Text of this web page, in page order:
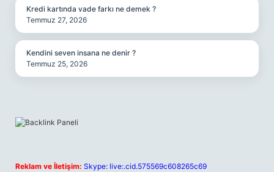
Kredi kartında vade farkı ne demek ?
Temmuz 27, 2026
Kendini seven insana ne denir ?
Temmuz 25, 2026
Reklam ve İletişim: Skype: live:.cid.575569c608265c69